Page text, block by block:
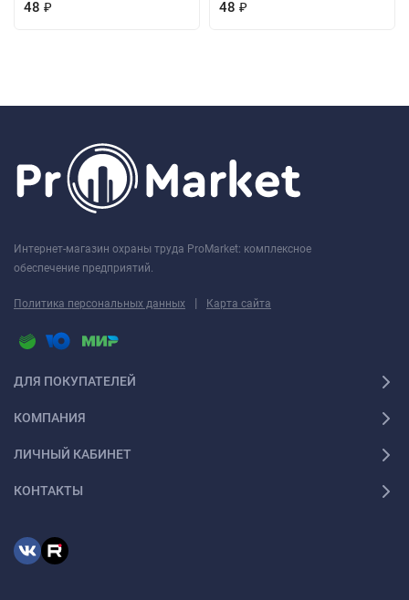
48 ₽ 48 ₽
Интернет-магазин охраны труда ProMarket: комплексное
обеспечение предприятий.
Политика персональных данных | Карта сайта
ДЛЯ ПОКУПАТЕЛЕЙ
КОМПАНИЯ
ЛИЧНЫЙ КАБИНЕТ
КОНТАКТЫ